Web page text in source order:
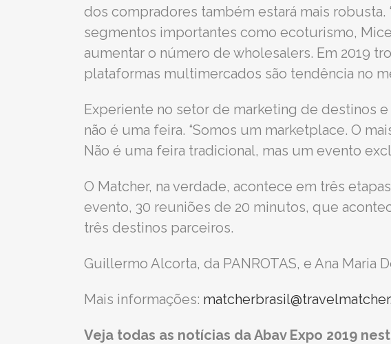
dos compradores também estará mais
segmentos importantes como ecoturismo,
aumentar o número de wholesalers. Em 2019
plataformas multimercados são tendência no
Experiente no setor de marketing de destinos
não é uma feira. “Somos um marketplace. O
Não é uma feira tradicional, mas um evento
O Matcher, na verdade, acontece em três
evento, 30 reuniões de 20 minutos, que
três destinos parceiros.
Guillermo Alcorta, da PANROTAS, e Ana Maria
Mais informações:
Veja todas as notícias da Abav Expo 2019